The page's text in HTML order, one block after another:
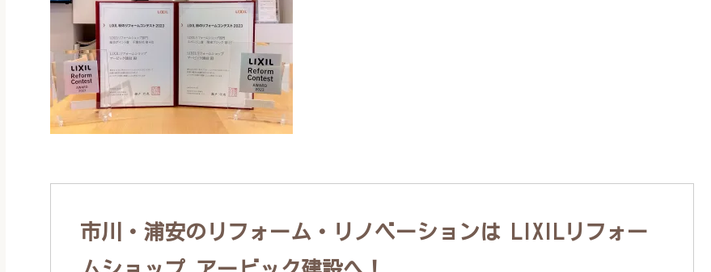
市川・浦安のリフォーム・リノベーションは LIXILリフォー